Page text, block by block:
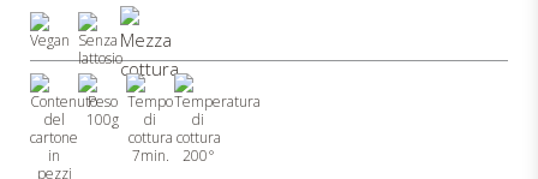
100g
7min.
200°